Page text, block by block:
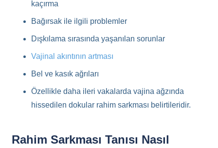
kaçırma
Bağırsak ile ilgili problemler
Dışkılama sırasında yaşanılan sorunlar
Vajinal akıntının artması
Bel ve kasık ağrıları
Özellikle daha ileri vakalarda vajina ağzında
hissedilen dokular rahim sarkması belirtileridir.
Rahim Sarkması Tanısı Nasıl